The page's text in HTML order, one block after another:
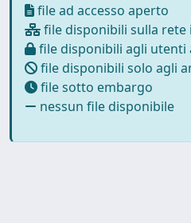
file ad accesso aperto
file disponibili sulla rete
file disponibili agli utenti
file disponibili solo agli
file sotto embargo
nessun file disponibile